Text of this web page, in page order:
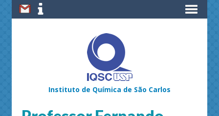
Instituto de Química de São Carlos